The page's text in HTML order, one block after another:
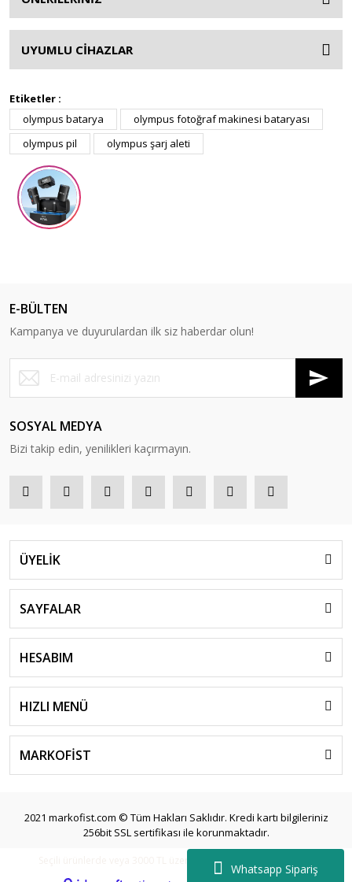
Whatsapp Sipariş
UYUMLU CİHAZLAR
Etiketler :
olympus batarya
olympus fotoğraf makinesi bataryası
olympus pil
olympus şarj aleti
E-BÜLTEN
Kampanya ve duyurulardan ilk siz haberdar olun!
SOSYAL MEDYA
Bizi takip edin, yenilikleri kaçırmayın.
ÜYELİK
SAYFALAR
HESABIM
HIZLI MENÜ
MARKOFİST
2021 markofist.com © Tüm Hakları Saklıdır. Kredi kartı bilgileriniz
256bit SSL sertifikası ile korunmaktadır.
Seçili ürünlerde veya 3000 TL üzeri siparişlerde ücretsiz kargo.